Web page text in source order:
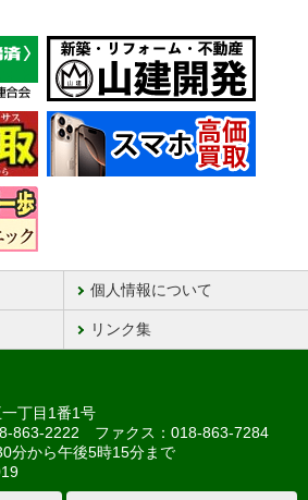
個人情報について
リンク集
丁目1番1号
863-2222 ファクス：018-863-7284
分から午後5時15分まで